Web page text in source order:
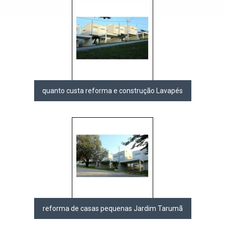
quanto custa reforma e construção Lavapés
reforma de casas pequenas Jardim Tarumã